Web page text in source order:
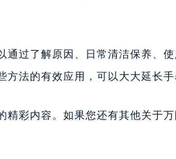
通过了解原因、日常清洁保养、
法的有效应用，可以大大延长
精彩内容。如果您还有其他关于